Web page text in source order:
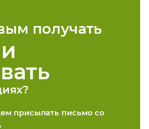
получать
присылать письмо со